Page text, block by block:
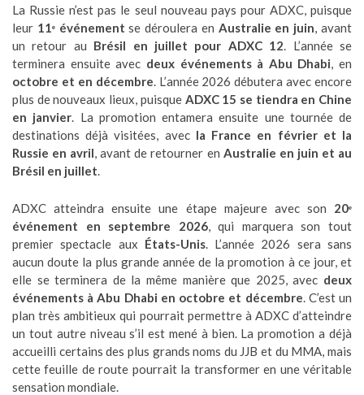
La Russie n’est pas le seul nouveau pays pour ADXC, puisque
leur 11ᵉ événement se déroulera en Australie en juin, avant
un retour au Brésil en juillet pour ADXC 12. L’année se
terminera ensuite avec deux événements à Abu Dhabi, en
octobre et en décembre. L’année 2026 débutera avec encore
plus de nouveaux lieux, puisque ADXC 15 se tiendra en Chine
en janvier. La promotion entamera ensuite une tournée de
destinations déjà visitées, avec la France en février et la
Russie en avril, avant de retourner en Australie en juin et au
Brésil en juillet.
ADXC atteindra ensuite une étape majeure avec son 20ᵉ
événement en septembre 2026, qui marquera son tout
premier spectacle aux États-Unis. L’année 2026 sera sans
aucun doute la plus grande année de la promotion à ce jour, et
elle se terminera de la même manière que 2025, avec deux
événements à Abu Dhabi en octobre et décembre. C’est un
plan très ambitieux qui pourrait permettre à ADXC d’atteindre
un tout autre niveau s’il est mené à bien. La promotion a déjà
accueilli certains des plus grands noms du JJB et du MMA, mais
cette feuille de route pourrait la transformer en une véritable
sensation mondiale.